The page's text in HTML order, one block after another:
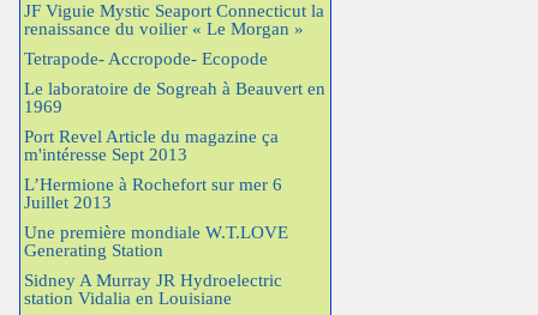
JF Viguie Mystic Seaport Connecticut la
renaissance du voilier « Le Morgan »
Tetrapode- Accropode- Ecopode
Le laboratoire de Sogreah à Beauvert en
1969
Port Revel Article du magazine ça
m'intéresse Sept 2013
L’Hermione à Rochefort sur mer 6
Juillet 2013
Une première mondiale W.T.LOVE
Generating Station
Sidney A Murray JR Hydroelectric
station Vidalia en Louisiane